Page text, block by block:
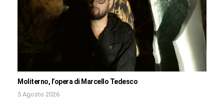
Moliterno, l’opera di Marcello Tedesco
5 Agosto 2026